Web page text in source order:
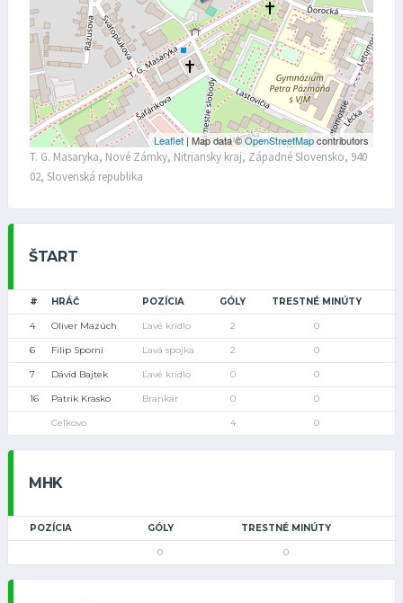
Leaflet| Map data ©OpenStreetMapcontributors
T. G. Masaryka, Nové Zámky, Nitriansky kraj, Západné Slovensko, 940
02, Slovenská republika
ŠTART
# HRÁČ POZÍCIA GÓLY TRESTNÉ MINÚTY
4 Oliver Mazúch Ľavé krídlo 2 0
6 Filip Sporni Ľavá spojka 2 0
7 Dávid Bajtek Ľavé krídlo 0 0
16 Patrik Krasko Brankár 0 0
Celkovo 4 0
MHK
POZÍCIA GÓLY TRESTNÉ MINÚTY
0 0